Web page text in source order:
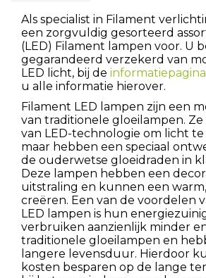
Als specialist in Filament
een zorgvuldig gesorteerd
(LED) Filament lampen voor. U
gegarandeerd verzekerd van
LED licht, bij de
u alle informatie hierover.
Filament LED lampen zijn een
van traditionele gloeilampen.
van LED-technologie om licht
maar hebben een speciaal
de ouderwetse gloeidraden in
Deze lampen hebben een
uitstraling en kunnen een
creëren. Een van de voordelen
LED lampen is hun
verbruiken aanzienlijk minder
traditionele gloeilampen en
langere levensduur. Hierdoor
kosten besparen op de lange